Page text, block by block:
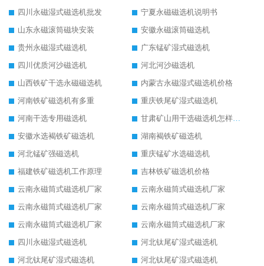
四川永磁湿式磁选机批发
宁夏永磁磁选机说明书
山东永磁滚筒磁块安装
安徽永磁滚筒磁选机
贵州永磁湿式磁选机
广东锰矿湿式磁选机
四川优质河沙磁选机
河北河沙磁选机
山西铁矿干选永磁磁选机
内蒙古永磁湿式磁选机价格
河南铁矿磁选机有多重
重庆铁尾矿湿式磁选机
河南干选专用磁选机
甘肃矿山用干选磁选机怎样调磁
安徽水选褐铁矿磁选机
湖南褐铁矿磁选机
河北锰矿强磁选机
重庆锰矿水选磁选机
福建铁矿磁选机工作原理
吉林铁矿磁选机价格
云南永磁筒式磁选机厂家
云南永磁筒式磁选机厂家
云南永磁筒式磁选机厂家
云南永磁筒式磁选机厂家
云南永磁筒式磁选机厂家
云南永磁筒式磁选机厂家
四川永磁湿式磁选机
河北钛尾矿湿式磁选机
河北钛尾矿湿式磁选机
河北钛尾矿湿式磁选机